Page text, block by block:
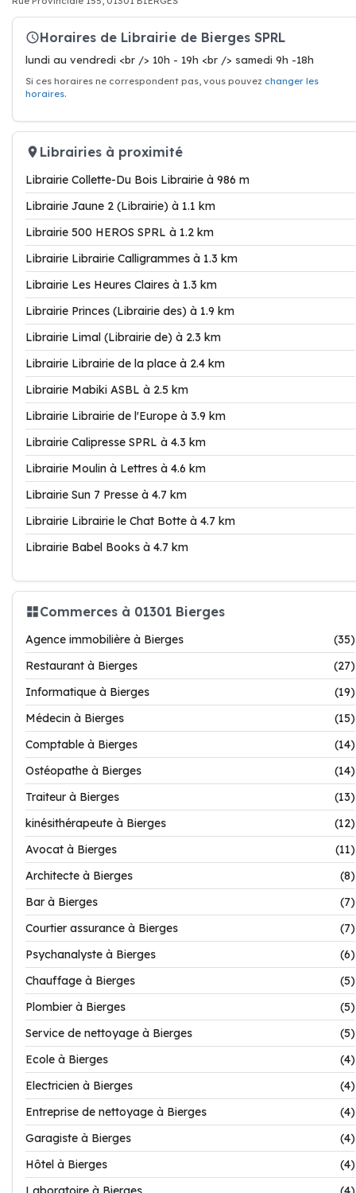
Horaires de Librairie de Bierges SPRL
lundi au vendredi <br /> 10h - 19h <br /> samedi 9h -18h
Si ces horaires ne correspondent pas, vous pouvez changer les
horaires.
Librairies à proximité
Librairie Collette-Du Bois Librairie à 986 m
Librairie Jaune 2 (Librairie) à 1.1 km
Librairie 500 HEROS SPRL à 1.2 km
Librairie Librairie Calligrammes à 1.3 km
Librairie Les Heures Claires à 1.3 km
Librairie Princes (Librairie des) à 1.9 km
Librairie Limal (Librairie de) à 2.3 km
Librairie Librairie de la place à 2.4 km
Librairie Mabiki ASBL à 2.5 km
Librairie Librairie de l'Europe à 3.9 km
Librairie Calipresse SPRL à 4.3 km
Librairie Moulin à Lettres à 4.6 km
Librairie Sun 7 Presse à 4.7 km
Librairie Librairie le Chat Botte à 4.7 km
Librairie Babel Books à 4.7 km
Commerces à 01301 Bierges
Agence immobilière à Bierges
(35)
Restaurant à Bierges
(27)
Informatique à Bierges
(19)
Médecin à Bierges
(15)
Comptable à Bierges
(14)
Ostéopathe à Bierges
(14)
Traiteur à Bierges
(13)
kinésithérapeute à Bierges
(12)
Avocat à Bierges
(11)
Architecte à Bierges
(8)
Bar à Bierges
(7)
Courtier assurance à Bierges
(7)
Psychanalyste à Bierges
(6)
Chauffage à Bierges
(5)
Plombier à Bierges
(5)
Service de nettoyage à Bierges
(5)
Ecole à Bierges
(4)
Electricien à Bierges
(4)
Entreprise de nettoyage à Bierges
(4)
Garagiste à Bierges
(4)
Hôtel à Bierges
(4)